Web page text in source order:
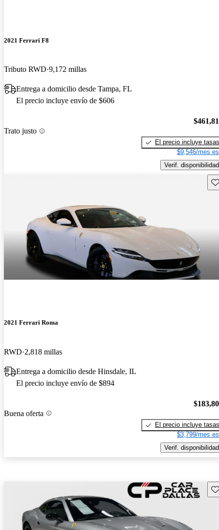
2021 Ferrari F8
Tributo RWD 9,172 millas
Entrega a domicilio desde Tampa, FL
El precio incluye envío de $606
Trato justo
El precio incluye tasas
$9,546/mes
Verif. disponibilidad
2021 Ferrari Roma
RWD 2,818 millas
Entrega a domicilio desde Hinsdale, IL
El precio incluye envío de $894
Buena oferta
El precio incluye tasas
$3,799/mes
Verif. disponibilidad